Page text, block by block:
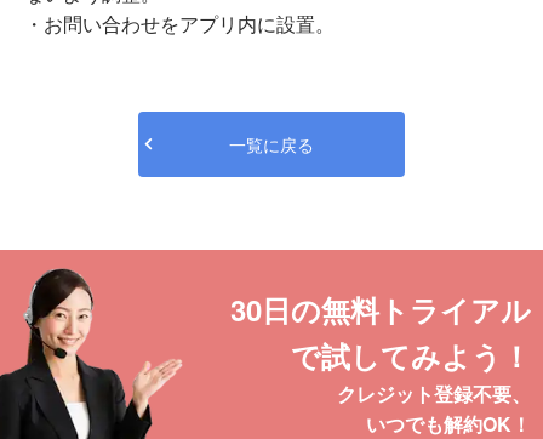
・お問い合わせをアプリ内に設置。
一覧に戻る
30日の無料トライアル
で試してみよう！
クレジット登録不要、
いつでも解約OK！